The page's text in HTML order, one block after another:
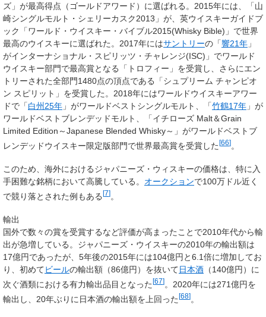
ズ」が最高得点（ゴールドアワード）に選ばれる。2015年には、「山
崎シングルモルト・シェリーカスク2013」が、英ウイスキーガイドブ
ック「ワールド・ウイスキー・バイブル2015(Whisky Bible)」で世界
最高のウイスキーに選ばれた。2017年にはサントリーの「響21年 」
がインターナショナル・スピリッツ・チャレンジ(ISC)」でワールド
ウイスキー部門で最高賞となる「トロフィー」を受賞し、さらにエン
トリーされた全部門1480点の頂点である「シュプリーム チャンピオ
ン スピリット」を受賞した。2018年にはワールドウイスキーアワー
ドで「白州25年 」がワールドベストシングルモルト、「竹鶴17年 」が
ワールドベストブレンデッドモルト、「イチローズ Malt＆Grain
Limited Edition～Japanese Blended Whisky～」がワールドベストブ
レンデッドウイスキー限定版部門で世界最高賞を受賞した[66]。
このため、海外におけるジャパニーズ・ウィスキーの価格は、特に入
手困難な銘柄において高騰している。 オークションで100万ドル近く
で競り落とされた例もある[7]。
輸出
国外で数々の賞を受賞するなど評価が高まったことで2010年代から輸
出が急増している。ジャパニーズ・ウイスキーの2010年の輸出額は
17億円であったが、5年後の2015年には104億円と6.1倍に増加してお
り、初めてビールの輸出額（86億円）を抜いて日本酒 （140億円）に
次ぐ酒類における有力輸出品目となった [67] 。2020年には271億円を
輸出し、20年ぶりに日本酒の輸出額を上回った[68]。